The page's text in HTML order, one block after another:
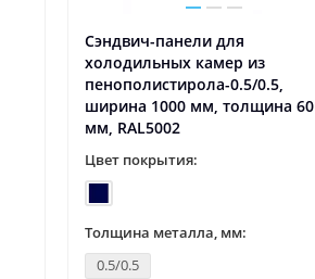
Сэндвич-панели для
холодильных камер из
пенополистирола-0.5/0.5,
ширина 1000 мм, толщина 60
мм, RAL5002
Цвет покрытия:
Толщина металла, мм:
0.5/0.5